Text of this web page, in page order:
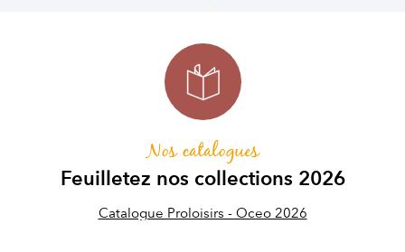
Nos catalogues
Feuilletez nos collections 2026
Catalogue Proloisirs - Oceo 2026